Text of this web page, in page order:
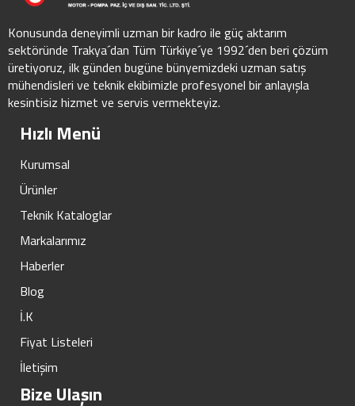
Konusunda deneyimli uzman bir kadro ile güç aktarım
sektöründe Trakya´dan Tüm Türkiye´ye 1992´den beri çözüm
üretiyoruz, ilk günden bugüne bünyemizdeki uzman satış
mühendisleri ve teknik ekibimizle profesyonel bir anlayışla
kesintisiz hizmet ve servis vermekteyiz.
Hızlı Menü
Kurumsal
Ürünler
Teknik Kataloglar
Markalarımız
Haberler
Blog
İ.K
Fiyat Listeleri
İletişim
Bize Ulaşın